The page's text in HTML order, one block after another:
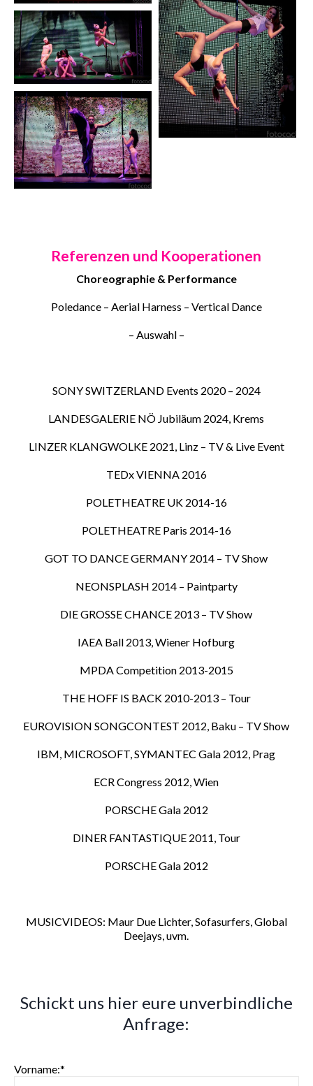
Referenzen und Kooperationen
Choreographie & Performance
Poledance – Aerial Harness – Vertical Dance
– Auswahl –
SONY SWITZERLAND Events 2020 – 2024
LANDESGALERIE NÖ Jubiläum 2024, Krems
LINZER KLANGWOLKE 2021, Linz – TV & Live Event
TEDx VIENNA 2016
POLETHEATRE UK 2014-16
POLETHEATRE Paris 2014-16
GOT TO DANCE GERMANY 2014 – TV Show
NEONSPLASH 2014 – Paintparty
DIE GROSSE CHANCE 2013 – TV Show
IAEA Ball 2013, Wiener Hofburg
MPDA Competition 2013-2015
THE HOFF IS BACK 2010-2013 – Tour
EUROVISION SONGCONTEST 2012, Baku – TV Show
IBM, MICROSOFT, SYMANTEC Gala 2012, Prag
ECR Congress 2012, Wien
PORSCHE Gala 2012
DINER FANTASTIQUE 2011, Tour
PORSCHE Gala 2012
MUSICVIDEOS: Maur Due Lichter, Sofasurfers, Global
Deejays, uvm.
Schickt uns hier eure unverbindliche
Anfrage:
Vorname:*